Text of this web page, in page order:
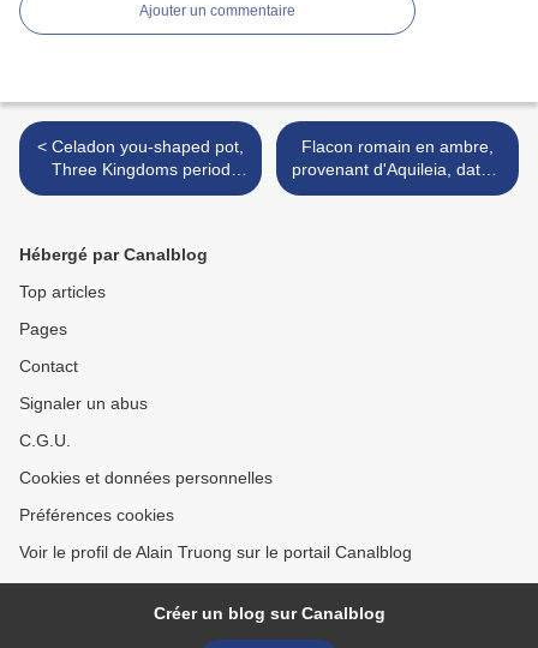
Ajouter un commentaire
< Celadon you-shaped pot,
Three Kingdoms period
(220-265)
Flacon romain en ambre,
provenant d'Aquileia, datant
du 1er-2e siècle après J.-C.
Hébergé par Canalblog
Top articles
Pages
Contact
Signaler un abus
C.G.U.
Cookies et données personnelles
Préférences cookies
Voir le profil de Alain Truong sur le portail Canalblog
Créer un blog sur Canalblog